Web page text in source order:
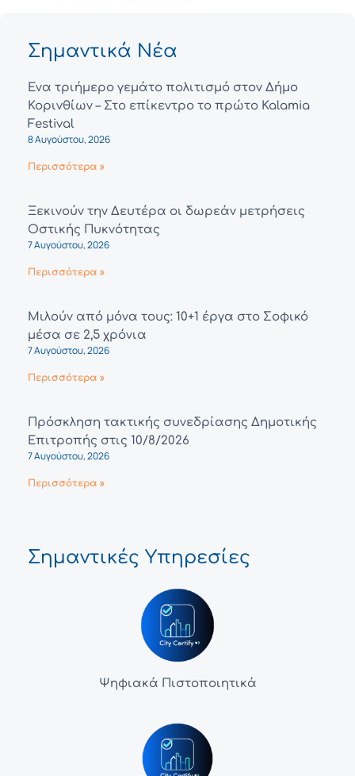
Σημαντικά Νέα
Ένα τριήμερο γεμάτο πολιτισμό στον Δήμο
Κορινθίων – Στο επίκεντρο το πρώτο Kalamia
Festival
8 Αυγούστου, 2026
Περισσότερα »
Ξεκινούν την Δευτέρα οι δωρεάν μετρήσεις
Οστικής Πυκνότητας
7 Αυγούστου, 2026
Περισσότερα »
Μιλούν από μόνα τους: 10+1 έργα στο Σοφικό
μέσα σε 2,5 χρόνια
7 Αυγούστου, 2026
Περισσότερα »
Πρόσκληση τακτικής συνεδρίασης Δημοτικής
Επιτροπής στις 10/8/2026
7 Αυγούστου, 2026
Περισσότερα »
Σημαντικές Υπηρεσίες
Ψηφιακά Πιστοποιητικά